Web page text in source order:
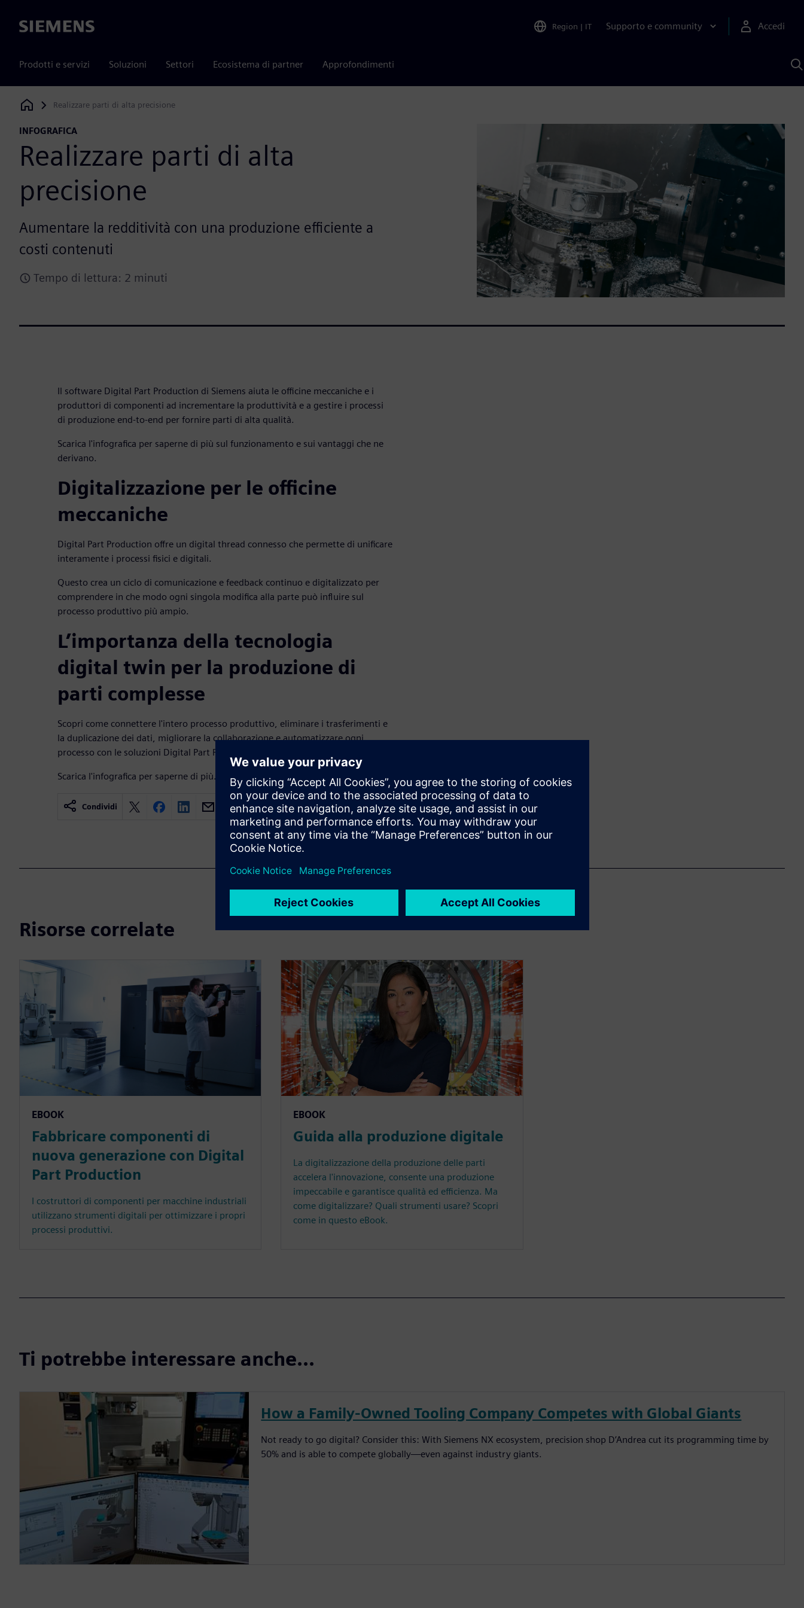
Siemens Region | IT Supporto e community Accedi
Prodotti e servizi Soluzioni Settori Ecosistema di partner Approfondimenti
Siemens Digital Industries Software
Realizzare parti di alta precisione
INFOGRAFICA
Realizzare parti di alta
precisione
Aumentare la redditività con una produzione efficiente a
costi contenuti
Tempo di lettura: 2 minuti
Il software Digital Part Production di Siemens aiuta le officine meccaniche e i
produttori di componenti ad incrementare la produttività e a gestire i processi
di produzione end-to-end per fornire parti di alta qualità.
Scarica l'infografica per saperne di più sul funzionamento e sui vantaggi che ne
derivano.
Digitalizzazione per le officine
meccaniche
Digital Part Production offre un digital thread connesso che permette di unificare
interamente i processi fisici e digitali.
Questo crea un ciclo di comunicazione e feedback continuo e digitalizzato per
comprendere in che modo ogni singola modifica alla parte può influire sul
processo produttivo più ampio.
L’importanza della tecnologia
digital twin per la produzione di
parti complesse
Scopri come connettere l'intero processo produttivo, eliminare i trasferimenti e
la duplicazione dei dati, migliorare la collaborazione e automatizzare ogni
processo con le soluzioni Digital Part Production.
Scarica l'infografica per saperne di più.
Condividi
Risorse correlate
EBOOK
Fabbricare componenti di
nuova generazione con Digital
Part Production
I costruttori di componenti per macchine industriali
utilizzano strumenti digitali per ottimizzare i propri
processi produttivi.
EBOOK
Guida alla produzione digitale
La digitalizzazione della produzione delle parti
accelera l'innovazione, consente una produzione
impeccabile e garantisce qualità ed efficienza. Ma
come digitalizzare? Quali strumenti usare? Scopri
come in questo eBook.
Ti potrebbe interessare anche...
How a Family-Owned Tooling Company Competes with Global Giants
Not ready to go digital? Consider this: With Siemens NX ecosystem, precision shop D’Andrea cut its programming time by
50% and is able to compete globally—even against industry giants.